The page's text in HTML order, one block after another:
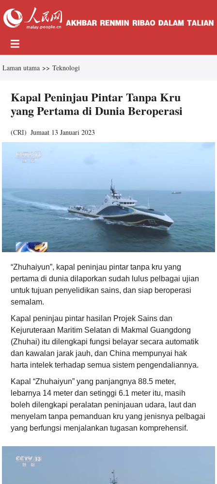
Laman utama >> Teknologi
Kapal Peninjau Pintar Tanpa Kru
yang Pertama di Dunia Beroperasi
(CRI) Jumaat 13 Januari 2023
“Zhuhaiyun”, kapal peninjau pintar tanpa kru yang
pertama di dunia dilaporkan sudah lulus pelbagai ujian
untuk tujuan penyelidikan sains, dan siap beroperasi
semalam.
Kapal peninjau pintar hasilan Projek Sains dan
Kejuruteraan Maritim Selatan di Makmal Guangdong
(Zhuhai) itu dilengkapi fungsi belayar secara automatik
dan kawalan jarak jauh, dan China mempunyai hak
harta intelek terhadap semua sistem pengendaliannya.
Kapal “Zhuhaiyun” yang panjangnya 88.5 meter,
lebarnya 14 meter dan setinggi 6.1 meter itu, masih
boleh dilengkapi peralatan peninjauan udara, laut dan
menyelam tanpa pemanduan kru yang jenisnya pelbagai
yang berfungsi menjalankan tugasan komprehensif.